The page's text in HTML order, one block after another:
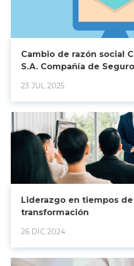
Cambio de razón social
S.A. Compañía de
23 JUL 2025
Liderazgo en tiempos
transformación
26 DIC 2024